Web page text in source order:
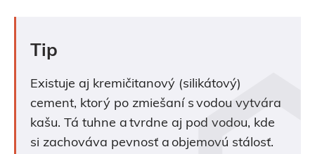
Tip
Existuje aj kremičitanový (silikátový)
cement, ktorý po zmiešaní s vodou vytvára
kašu. Tá tuhne a tvrdne aj pod vodou, kde
si zachováva pevnosť a objemovú stálosť.